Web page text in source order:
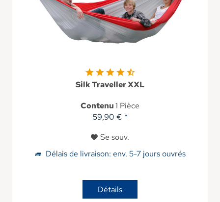
Silk Traveller XXL
Contenu1 Pièce
59,90 € *
Se souv.
Délais de livraison: env. 5-7 jours ouvrés
Détails